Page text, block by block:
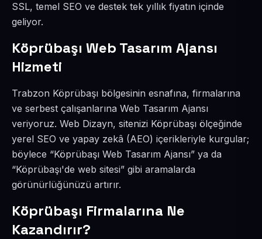
SSL, temel SEO ve destek tek yıllık fiyatın içinde
geliyor.
Köprübaşı Web Tasarım Ajansı
Hizmeti
Trabzon Köprübaşı bölgesinin esnafına, firmalarına
ve serbest çalışanlarına Web Tasarım Ajansı
veriyoruz. Web Dizayn, sitenizi Köprübaşı ölçeğinde
yerel SEO ve yapay zekâ (AEO) içerikleriyle kurgular;
böylece “Köprübaşı Web Tasarım Ajansı” ya da
“Köprübaşı'de web sitesi” gibi aramalarda
görünürlüğünüzü artırır.
Köprübaşı Firmalarına Ne
Kazandırır?